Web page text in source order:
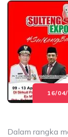
16/
Dalam rangka